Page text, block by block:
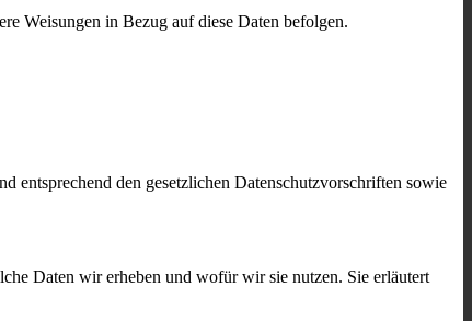
Weisungen in Bezug auf diese Daten befolgen.
entsprechend den gesetzlichen Datenschutzvorschriften sowie
Daten wir erheben und wofür wir sie nutzen. Sie erläutert